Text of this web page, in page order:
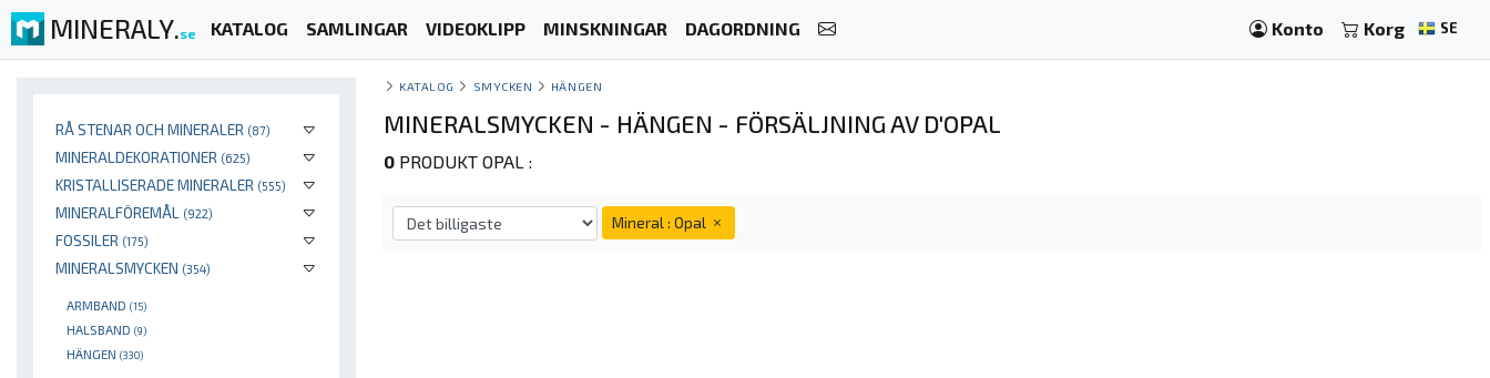
MINERALY.se KATALOG SAMLINGAR VIDEOKLIPP MINSKNINGAR DAGORDNING Konto Korg SE
RÅ STENAR OCH MINERALER (87)
MINERALDEKORATIONER (625)
KRISTALLISERADE MINERALER (555)
MINERALFÖREMÅL (922)
FOSSILER (175)
MINERALSMYCKEN (354)
ARMBAND (15)
HALSBAND (9)
HÄNGEN (330)
KATALOG SMYCKEN HÄNGEN
MINERALSMYCKEN - HÄNGEN - FÖRSÄLJNING AV D'OPAL
0 PRODUKT OPAL :
Mineral : Opal